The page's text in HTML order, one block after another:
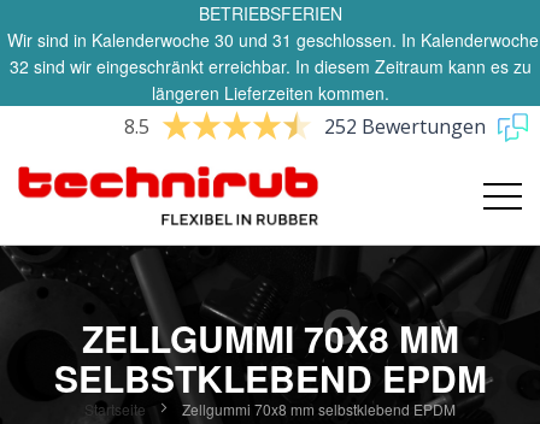
BETRIEBSFERIEN
Wir sind in Kalenderwoche 30 und 31 geschlossen. In Kalenderwoche
32 sind wir eingeschränkt erreichbar. In diesem Zeitraum kann es zu
längeren Lieferzeiten kommen.
8.5 252 Bewertungen
ZELLGUMMI 70X8 MM
SELBSTKLEBEND EPDM
Startseite Zellgummi 70x8 mm selbstklebend EPDM